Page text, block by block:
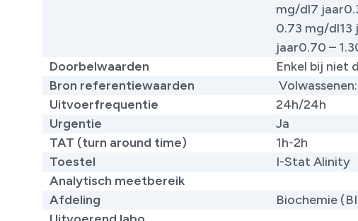
mg/dl7
0.73 mg/dl13
jaar0.70 –
Doorbelwaarden
Enkel bij niet
Bron referentiewaarden
Uitvoerfrequentie
24h/24h
Urgentie
Ja
TAT (turn around time)
1h-2h
Toestel
I-Stat Alinity
Analytisch meetbereik
Afdeling
Biochemie